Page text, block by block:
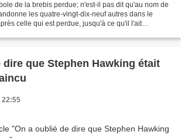
de la brebis perdue; n'est-il pas dit qu'au nom de
les quatre-vingt-dix-neuf autres dans le
celle qui est perdue, jusqu'à ce qu'il l'ait
dire que Stephen Hawking était
22:55